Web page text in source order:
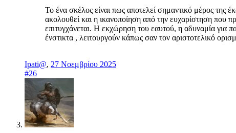
Το ένα σκέλος είναι πως αποτελεί σημαντικό μέρος της
ακολουθεί και η ικανοποίηση από την ευχαρίστηση που
επιτυγχάνεται. Η εκχώρηση του εαυτού, η αδυναμία για
ένστικτα , λειτουργούν κάπως σαν τον αριστοτελικό
Ipati@, 27 Νοεμβρίου 2025
#26